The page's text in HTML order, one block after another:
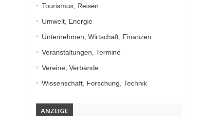
Tourismus, Reisen
Umwelt, Energie
Unternehmen, Wirtschaft, Finanzen
Veranstaltungen, Termine
Vereine, Verbände
Wissenschaft, Forschung, Technik
ANZEIGE